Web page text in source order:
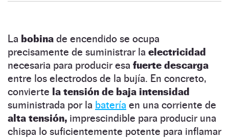
La bobina de encendido se ocupa
precisamente de suministrar la electricidad
necesaria para producir esa fuerte descarga
entre los electrodos de la bujía. En concreto,
convierte la tensión de baja intensidad
suministrada por la batería en una corriente de
alta tensión, imprescindible para producir una
chispa lo suficientemente potente para inflamar